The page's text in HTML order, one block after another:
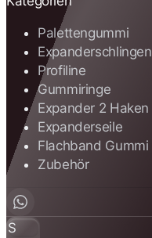
Palettengummi
Expanderschlingen
Profiline
Gummiringe
Expander 2 Haken
Expanderseile
Flachband Gummi
Zubehör
S